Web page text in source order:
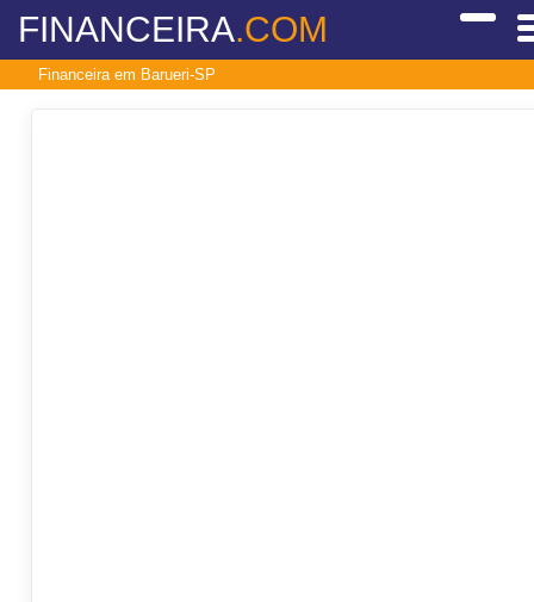
FINANCEIRA.COM
Financeira em Barueri-SP